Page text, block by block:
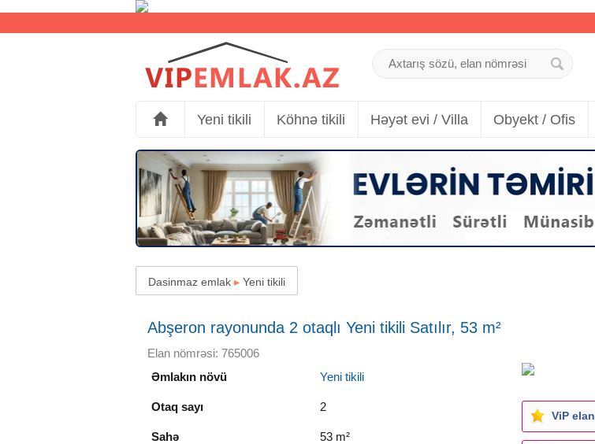
Yeni tikili Köhnə tikili Həyət evi / Villa Obyekt / Ofis
Dasinmaz emlak ▸ Yeni tikili
Abşeron rayonunda 2 otaqlı Yeni tikili Satılır, 53 m²
Elan nömrəsi: 765006
Əmlakın növü
Yeni tikili
Otaq sayı 2
Sahə 53 m²
ViP